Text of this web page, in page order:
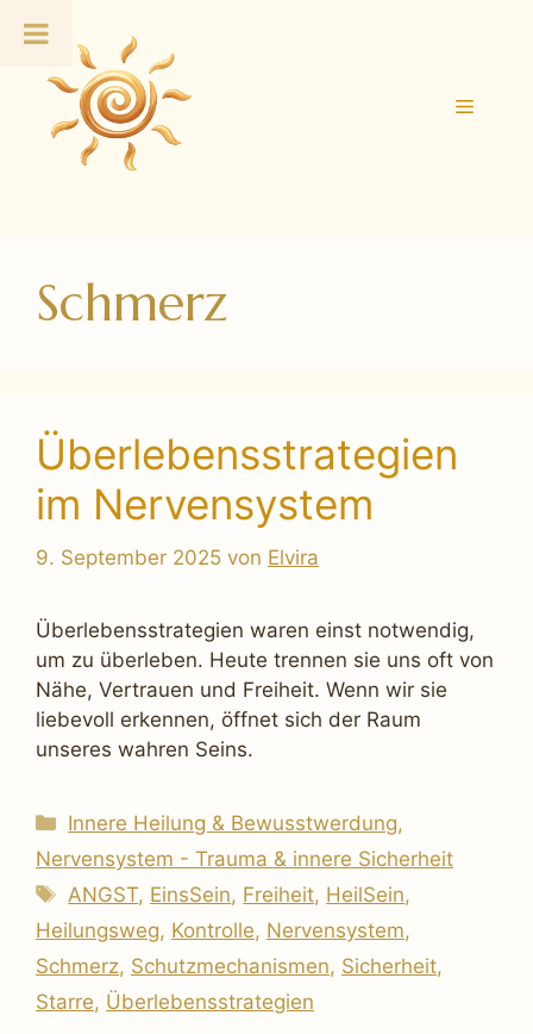
Inhalt
springen
Menü
Schmerz
Überlebensstrategien
im Nervensystem
9. September 2025 von Elvira
Überlebensstrategien waren einst notwendig,
um zu überleben. Heute trennen sie uns oft von
Nähe, Vertrauen und Freiheit. Wenn wir sie
liebevoll erkennen, öffnet sich der Raum
unseres wahren Seins.
Kategorien
Innere Heilung & Bewusstwerdung,
Nervensystem - Trauma & innere Sicherheit
Schlagwörter
ANGST, EinsSein, Freiheit, HeilSein,
Heilungsweg, Kontrolle, Nervensystem,
Schmerz, Schutzmechanismen, Sicherheit,
Starre, Überlebensstrategien